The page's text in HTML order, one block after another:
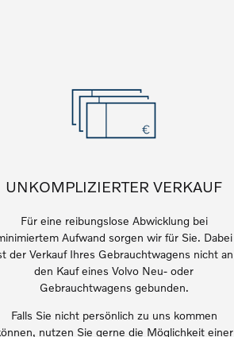
UNKOMPLIZIERTER VERKAUF
Für eine reibungslose Abwicklung bei
Aufwand sorgen wir für Sie. Dabei
der Verkauf Ihres Gebrauchtwagens nicht an
den Kauf eines Volvo Neu- oder
Gebrauchtwagens gebunden.
Falls Sie nicht persönlich zu uns kommen
nutzen Sie gerne die Möglichkeit einer